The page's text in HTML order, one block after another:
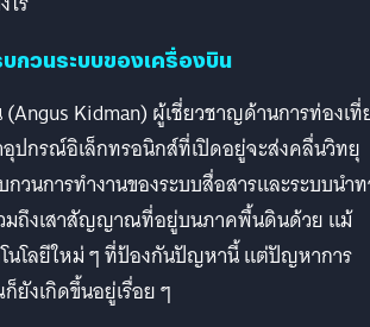
กวนระบบของเครื่องบิน
Kidman) ผู้เชี่ยวชาญด้านการท่องเที่
อุปกรณ์อิเล็กทรอนิกส์ที่เปิดอยู่จะส่งคลื่นวิทยุ
วนการทำงานของระบบสื่อสารและระบบนำ
วมถึงเสาสัญญาณที่อยู่บนภาคพื้นดินด้วย แม้
นโลยีใหม่ ๆ ที่ป้องกันปัญหานี้ แต่ปัญหาการ
งเกิดขึ้นอยู่เรื่อย ๆ